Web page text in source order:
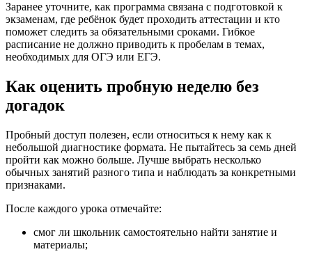
Заранее уточните, как программа связана с подготовкой к
экзаменам, где ребёнок будет проходить аттестации и кто
поможет следить за обязательными сроками. Гибкое
расписание не должно приводить к пробелам в темах,
необходимых для ОГЭ или ЕГЭ.
Как оценить пробную неделю без
догадок
Пробный доступ полезен, если относиться к нему как к
небольшой диагностике формата. Не пытайтесь за семь дней
пройти как можно больше. Лучше выбрать несколько
обычных занятий разного типа и наблюдать за конкретными
признаками.
После каждого урока отмечайте:
смог ли школьник самостоятельно найти занятие и
материалы;